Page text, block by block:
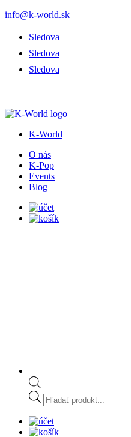
info@k-world.sk
Sledova
Sledova
Sledova
K-World
O nás
K-Pop
Events
Blog
Products
search